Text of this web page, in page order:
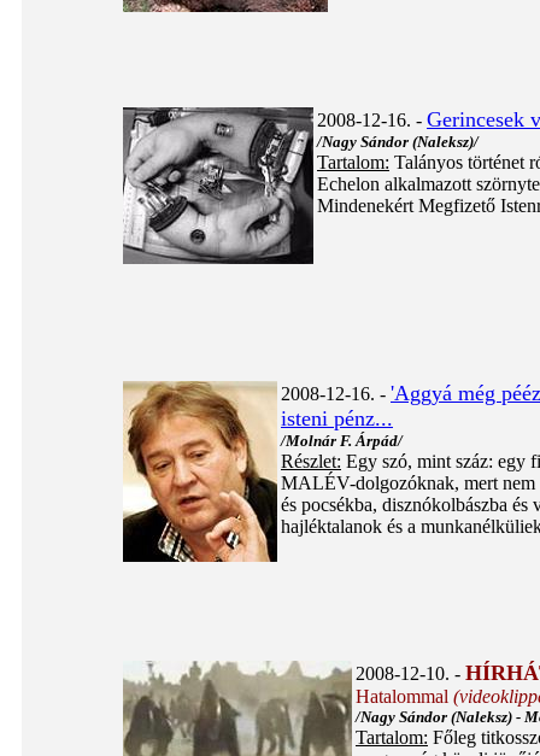
2008-12-16. - Gerincesek
/Nagy Sándor (Naleksz)/
Tartalom: Talányos történet
Echelon alkalmazott
Mindenekért Megfizető
2008-12-16. - 'Aggyá még
isteni pénz...
/Molnár F. Árpád/
Részlet: Egy szó, mint száz: egy
MALÉV-dolgozóknak, mert nem
és pocsékba, disznókolbászba
hajléktalanok és a
2008-12-10. -
Hatalommal
/Nagy Sándor (Naleksz) -
Tartalom: Főleg